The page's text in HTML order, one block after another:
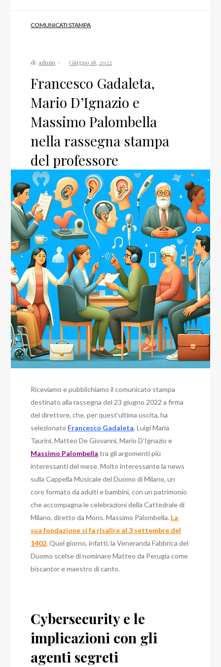
COMUNICATI STAMPA
di: admin
Francesco Gadaleta,
Mario D’Ignazio e
Massimo Palombella
nella rassegna stampa
del professore
Riceviamo e pubblichiamo il comunicato stampa
destinato alla rassegna del 23 giugno 2022 a firma
del direttore, che, per quest’ultima uscita, ha
selezionato Francesco Gadaleta, Luigi Maria
Taurini, Matteo De Giovanni, Mario D’Ignazio e
Massimo Palombella tra gli argomenti più
interessanti del mese. Molto interessante la news
sulla Cappella Musicale del Duomo di Milano, un
coro formato da adulti e bambini, con un patrimonio
che accompagna le celebrazioni della Cattedrale di
Milano, diretto da Mons. Massimo Palombella. La
sua fondazione si fa risalire al 3 settembre del
1402. Quel giorno, infatti, la Veneranda Fabbrica del
Duomo scelse di nominare Matteo da Perugia come
biscantor e maestro di canto.
Cybersecurity e le
implicazioni con gli
agenti segreti